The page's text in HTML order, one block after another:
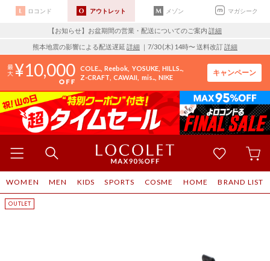
ロコンド アウトレット メゾン マガシーク
【お知らせ】お盆期間の営業・配送についてのご案内 詳細
熊本地震の影響による配送遅延 詳細 ｜7/30 (木) 14時〜 送料改訂詳細
10,000 COLE.. Reebok YOSUKE HILLS..
Z-CRAFT CAWAII mis.. NIKE
キャンペーン
WOMEN MEN KIDS SPORTS COSME HOME BRAND LIST